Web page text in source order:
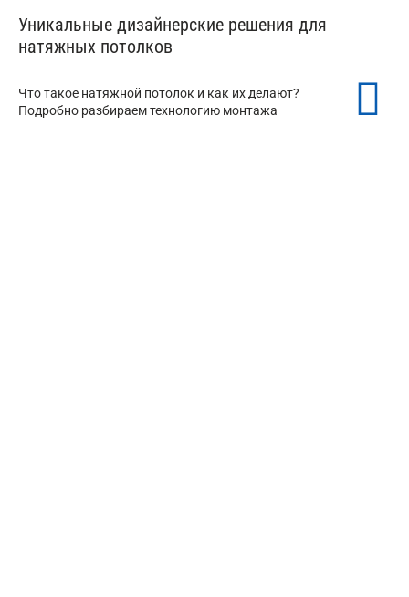
Уникальные дизайнерские решения для
натяжных потолков
Что такое натяжной потолок и как их делают?
Подробно разбираем технологию монтажа